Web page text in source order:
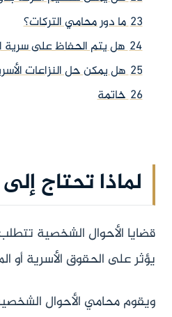
23 ما دور محامي التركات؟
24 هل يتم الحفاظ على سرية
25 هل يمكن حل النزاعات
26 خاتمة
لماذا تحتاج
قضايا الأحوال الشخصية
يؤثر على الحقوق الأسرية أو
ويقوم محامي الأحوال